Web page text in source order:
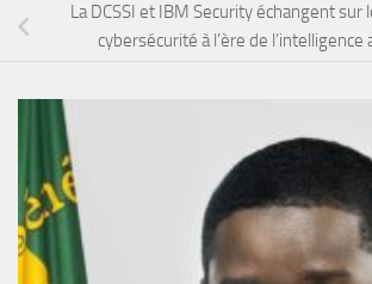
La DCSSI et IBM Security échangent sur
cybersécurité à l’ère de l’intelligence